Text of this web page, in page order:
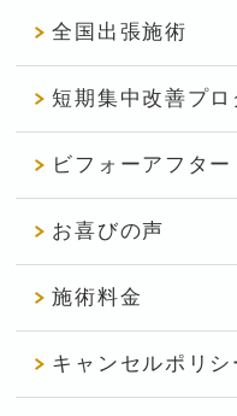
全国出張施術
短期集中改善プロ
ビフォーアフター
お喜びの声
施術料金
キャンセルポリシ